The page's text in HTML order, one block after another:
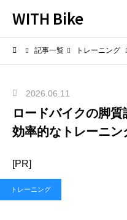
WITH Bike
記事一覧 トレーニング
2026.06.11
ロードバイクの脚
効率的なトレーニン
[PR]
トレーニング